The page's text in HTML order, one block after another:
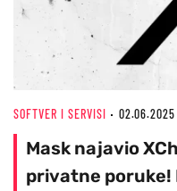
SOFTVER I SERVISI 02.06.2025
Mask najavio
privatne poruke!